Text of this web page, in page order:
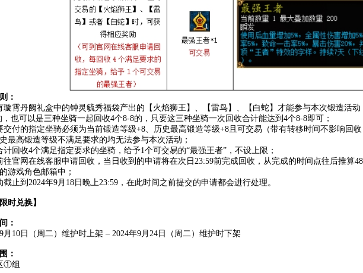
：
璇霄丹阙礼盒中的钟灵毓秀福袋产出的【火焰狮王】、【雷鸟】、【白蛇】才能参与本次锻造活
，也可以是三种坐骑一起回收4个8-8的，只要这三种坐骑一次回收合计能达到4个8-8即可；
交付的指定坐骑必须为当前锻造等级+8、历史最高锻造等级+8且可交易（带有转移时间不影响回
最高锻造等级不满足要求的均无法参与本次活动；
计回收4个满足指定要求的坐骑，给予1个可交易的“最强王者”，不设上限；
往官网在线客服申请回收，当日收到的申请将在次日23:59前完成回收，从完成的时间点往后推算
游戏角色邮箱中；
截止到2024年9月18日晚上23:59，在此时间之前提交的申请都会进行处理。
限时兑换】
：
月10日（周二）维护时上架 – 2024年9月24日（周二）维护时下架
：
①组